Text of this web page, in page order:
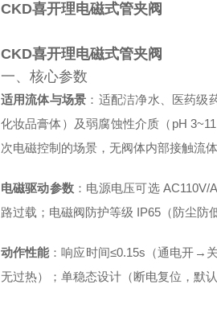
CKD喜开理电磁式管夹阀
CKD喜开理电磁式管夹阀
一、核心参数
适用流体与场景 ：适配洁净水、医药级
化妆品膏体）及弱腐蚀性介质（pH
次电磁控制的场景，无阀体内部接触流
电磁驱动参数 ：电源电压可选
路过载；电磁阀防护等级 IP65（防尘防
动作性能 ：响应时间≤0.15s（通电开→
无过热）；单稳态设计（断电复位，默